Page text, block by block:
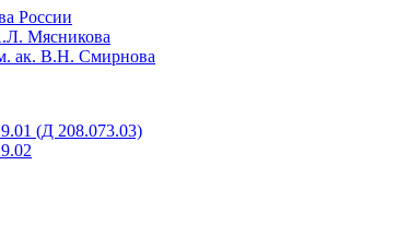
России
Мясникова
ак. В.Н. Смирнова
(Д 208.073.03)